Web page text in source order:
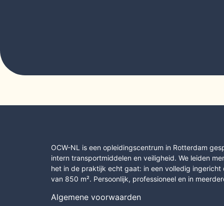
OCW-NL is een opleidingscentrum in Rotterdam
intern transportmiddelen en veiligheid. We leiden
het in de praktijk echt gaat: in een volledig ingericht
van 850 m². Persoonlijk, professioneel en in
Algemene voorwaarden